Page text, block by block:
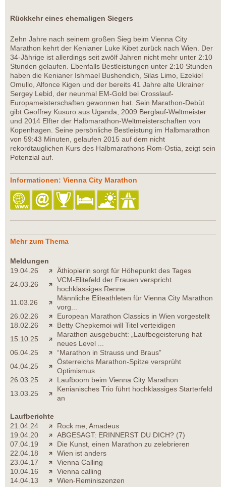
Rückkehr eines ehemaligen Siegers
Zehn Jahre nach seinem großen Sieg beim Vienna City
Marathon kehrt der Kenianer Luke Kibet zurück nach Wien. Der
34-Jährige ist allerdings seit zwölf Jahren nicht mehr unter 2:10
Stunden gelaufen. Ebenfalls Bestleistungen unter 2:10 Stunden
haben die Kenianer Ishmael Bushendich, Silas Limo, Ezekiel
Omullo, Alfonce Kigen und der bereits 41 Jahre alte Ukrainer
Sergey Lebid, der neunmal EM-Gold bei Crosslauf-
Europameisterschaften gewonnen hat. Sein Marathon-Debüt
gibt Geoffrey Kusuro aus Uganda, 2009 Berglauf-Weltmeister
und 2014 Elfter der Halbmarathon-Weltmeisterschaften von
Kopenhagen. Seine persönliche Bestleistung im Halbmarathon
von 59:43 Minuten, gelaufen 2015 auf dem nicht
rekordtauglichen Kurs des Halbmarathons Rom-Ostia, zeigt sein
Potenzial auf.
Informationen: Vienna City Marathon
Mehr zum Thema
Meldungen
19.04.26
Äthiopierin sorgt für Höhepunkt des Tages
24.03.26
VCM-Elitefeld der Frauen verspricht
hochklassiges Renne...
11.03.26
Männliche Eliteathleten für Vienna City Marathon
vorg...
26.02.26
European Marathon Classics in Wien vorgestellt
18.02.26
Betty Chepkemoi will Titel verteidigen
15.10.25
Marathon ausgebucht: „Laufbegeisterung hat
neues Level ...
06.04.25
“Marathon in Strauss und Braus”
04.04.25
Österreichs Marathon-Spitze versprüht
Optimismus
26.03.25
Laufboom beim Vienna City Marathon
13.03.25
Kenianisches Trio führt hochklassiges Starterfeld
an
Laufberichte
21.04.24
Rock me, Amadeus
19.04.20
ABGESAGT: ERINNERST DU DICH? (7)
07.04.19
Die Kunst, einen Marathon zu zelebrieren
22.04.18
Wien ist anders
23.04.17
Vienna Calling
10.04.16
Vienna calling
14.04.13
Wien-Reminiszenzen